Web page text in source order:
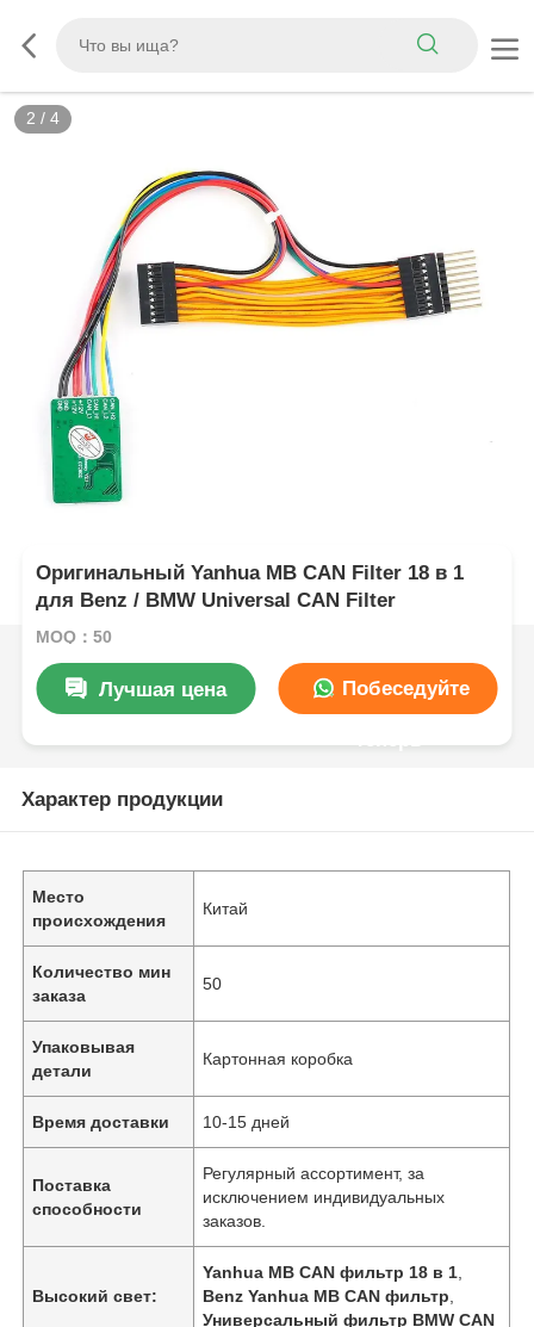
2 / 4
Оригинальный Yanhua MB CAN Filter 18 в 1
для Benz / BMW Universal CAN Filter
MOQ：50
Лучшая цена Побеседуйте
Характер продукции
Место
происхождения
Китай
Количество мин
заказа
50
Упаковывая
детали
Картонная коробка
Время доставки 10-15 дней
Поставка
способности
Регулярный ассортимент, за
исключением индивидуальных
заказов.
Высокий свет:
Yanhua MB CAN фильтр 18 в 1
Benz Yanhua MB CAN фильтр
Универсальный фильтр BMW CAN